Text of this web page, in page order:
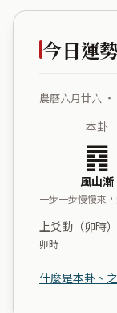
今日運
農曆六月廿六
本卦
䷴
風山漸
一步一步慢慢來
上爻動（卯時）
卯時
什麼是本卦、